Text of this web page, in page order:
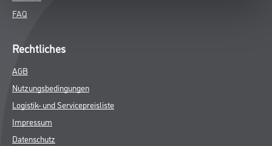
FAQ
Rechtliches
AGB
Nutzungsbedingungen
Logistik- und Servicepreisliste
Impressum
Datenschutz